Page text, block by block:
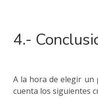
4.-
A la hora de elegir un
cuenta los siguientes